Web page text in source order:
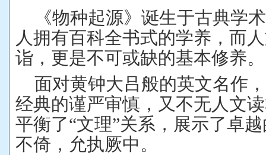
《物种起源》诞生于古典学
人拥有百科全书式的学养，而
诣，更是不可或缺的基本修养。
面对黄钟大吕般的英文名作
经典的谨严审慎，又不无人文
平衡了“文理”关系，展示了卓
不倚，允执厥中。